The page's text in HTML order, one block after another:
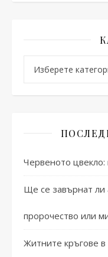
Червеното цвекло:
Ще се завърнат ли
пророчество или
Житните кръгове в